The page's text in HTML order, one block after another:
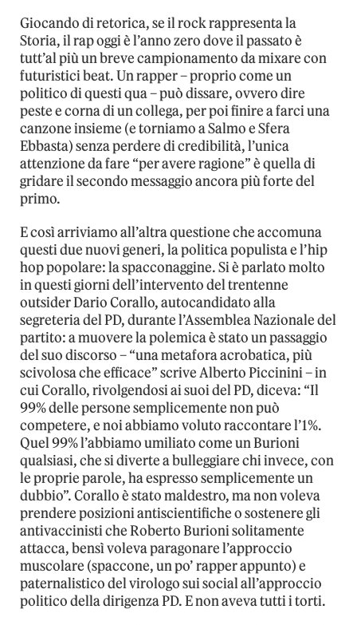
Giocando di retorica, se il rock rappresenta la
Storia, il rap oggi è l’anno zero dove il passato è
tutt’al più un breve campionamento da mixare con
futuristici beat. Un rapper – proprio come un
politico di questi qua – può dissare, ovvero dire
peste e corna di un collega, per poi finire a farci una
canzone insieme (e torniamo a Salmo e Sfera
Ebbasta) senza perdere di credibilità, l’unica
attenzione da fare “per avere ragione” è quella di
gridare il secondo messaggio ancora più forte del
primo.
E così arriviamo all’altra questione che accomuna
questi due nuovi generi, la politica populista e l’hip
hop popolare: la spacconaggine. Si è parlato molto
in questi giorni dell’intervento del trentenne
outsider Dario Corallo, autocandidato alla
segreteria del PD, durante l’Assemblea Nazionale del
partito: a muovere la polemica è stato un passaggio
del suo discorso – “una metafora acrobatica, più
scivolosa che efficace” scrive Alberto Piccinini – in
cui Corallo, rivolgendosi ai suoi del PD, diceva: “Il
99% delle persone semplicemente non può
competere, e noi abbiamo voluto raccontare l’1%.
Quel 99% l’abbiamo umiliato come un Burioni
qualsiasi, che si diverte a bulleggiare chi invece, con
le proprie parole, ha espresso semplicemente un
dubbio”. Corallo è stato maldestro, ma non voleva
prendere posizioni antiscientifiche o sostenere gli
antivaccinisti che Roberto Burioni solitamente
attacca, bensì voleva paragonare l’approccio
muscolare (spaccone, un po’ rapper appunto) e
paternalistico del virologo sui social all’approccio
politico della dirigenza PD. E non aveva tutti i torti.